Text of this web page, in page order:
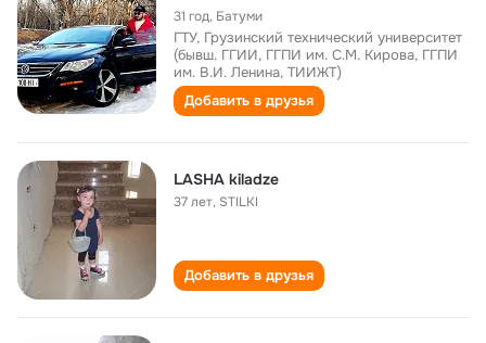
31 год, Батуми
ГТУ, Грузинский технический университет
(бывш. ГГИИ, ГГПИ им. С.М. Кирова, ГГПИ
им. В.И. Ленина, ТИИЖТ)
Добавить в друзья
LASHA kiladze
37 лет, STILKI
Добавить в друзья